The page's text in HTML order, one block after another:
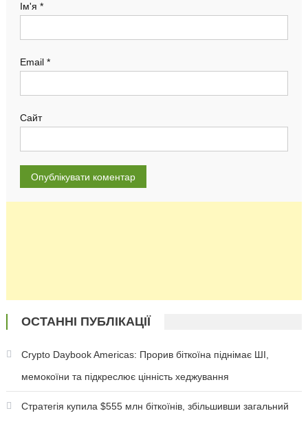
Ім'я *
Email *
Сайт
ОСТАННІ ПУБЛІКАЦІЇ
Crypto Daybook Americas: Прорив біткоїна піднімає ШІ,
мемокоїни та підкреслює цінність хеджування
Стратегія купила $555 млн біткоїнів, збільшивши загальний